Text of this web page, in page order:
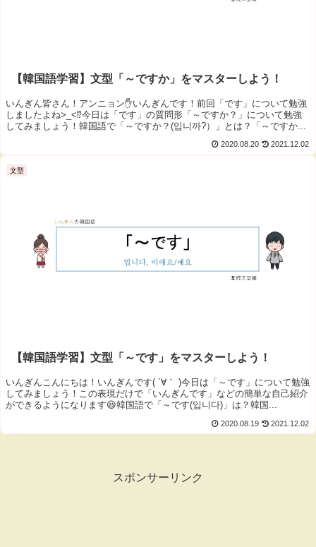
【韓国語学習】文型「～ですか」をマスターしよう！
いんぎん皆さん！アンニョン✋いんぎんです！前回「です」について勉強
しましたよね>_<⁉今日は「です」の質問形「～ですか？」について勉強
してみましょう！韓国語で「～ですか？(입니까?）」とは？「～ですか...
2020.08.20 2021.12.02
文型
【韓国語学習】文型「～です」をマスターしよう！
いんぎんこんにちは！いんぎんです( ´∀｀ )今日は「～です」について勉強
してみましょう！この表現だけで「いんぎんです」などの簡単な自己紹介
ができるようになります😃韓国語で「～です(입니다)」は？韓国...
2020.08.19 2021.12.02
スポンサーリンク